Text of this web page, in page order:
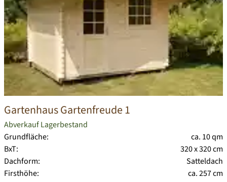
Gartenhaus Gartenfreude 1
Abverkauf Lagerbestand
Grundfläche:
ca. 10 qm
BxT:
320 x 320 cm
Dachform:
Satteldach
Firsthöhe:
ca. 257 cm